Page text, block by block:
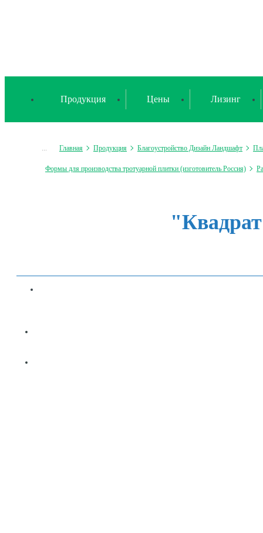
Продукция Цены Лизинг
... Главная Продукция Благоустройство Дизайн Ландшафт
Формы для производства тротуарной плитки (изготовитель Россия)